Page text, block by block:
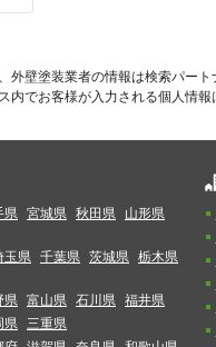
外壁塗装業者の情報は検索パー
内でお客様が入力される個人情
県 宮城県 秋田県
山形県
玉県 千葉県 茨城県
栃木県
県 富山県 石川県
福井県
県
三重県